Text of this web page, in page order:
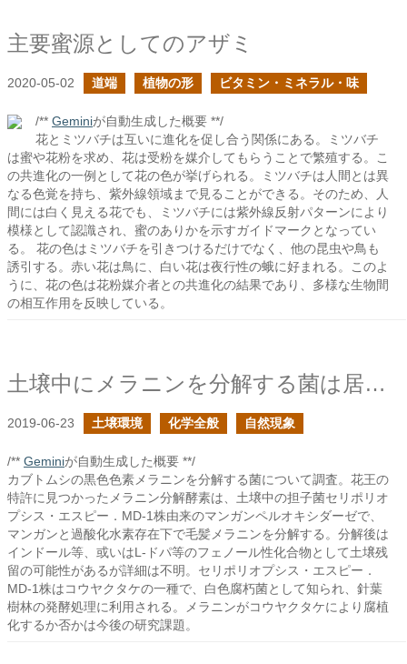
主要蜜源としてのアザミ
2020-05-02 道端 植物の形 ビタミン・ミネラル・味
/** Geminiが自動生成した概要 **/
花とミツバチは互いに進化を促し合う関係にある。ミツバチ
は蜜や花粉を求め、花は受粉を媒介してもらうことで繁殖する。こ
の共進化の一例として花の色が挙げられる。ミツバチは人間とは異
なる色覚を持ち、紫外線領域まで見ることができる。そのため、人
間には白く見える花でも、ミツバチには紫外線反射パターンにより
模様として認識され、蜜のありかを示すガイドマークとなってい
る。 花の色はミツバチを引きつけるだけでなく、他の昆虫や鳥も
誘引する。赤い花は鳥に、白い花は夜行性の蛾に好まれる。このよ
うに、花の色は花粉媒介者との共進化の結果であり、多様な生物間
の相互作用を反映している。
土壌中にメラニンを分解する菌は居るのか？
2019-06-23 土壌環境 化学全般 自然現象
/** Geminiが自動生成した概要 **/
カブトムシの黒色色素メラニンを分解する菌について調査。花王の
特許に見つかったメラニン分解酵素は、土壌中の担子菌セリポリオ
プシス・エスピー．MD-1株由来のマンガンペルオキシダーゼで、
マンガンと過酸化水素存在下で毛髪メラニンを分解する。分解後は
インドール等、或いはL-ドパ等のフェノール性化合物として土壌残
留の可能性があるが詳細は不明。セリポリオプシス・エスピー．
MD-1株はコウヤクタケの一種で、白色腐朽菌として知られ、針葉
樹林の発酵処理に利用される。メラニンがコウヤクタケにより腐植
化するか否かは今後の研究課題。